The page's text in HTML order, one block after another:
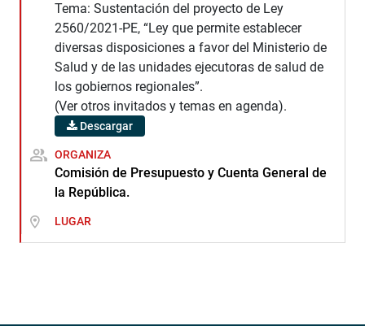
Tema: Sustentación del proyecto de Ley
2560/2021-PE, “Ley que permite establecer
diversas disposiciones a favor del Ministerio de
Salud y de las unidades ejecutoras de salud de
los gobiernos regionales”.
(Ver otros invitados y temas en agenda).
Descargar
ORGANIZA
Comisión de Presupuesto y Cuenta General de
la República.
LUGAR